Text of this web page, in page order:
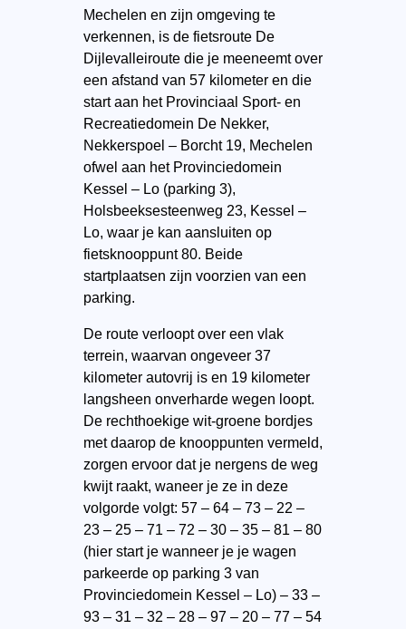
Mechelen en zijn omgeving te
verkennen, is de fietsroute De
Dijlevalleiroute die je meeneemt over
een afstand van 57 kilometer en die
start aan het Provinciaal Sport- en
Recreatiedomein De Nekker,
Nekkerspoel – Borcht 19, Mechelen
ofwel aan het Provinciedomein
Kessel – Lo (parking 3),
Holsbeeksesteenweg 23, Kessel –
Lo, waar je kan aansluiten op
fietsknooppunt 80. Beide
startplaatsen zijn voorzien van een
parking.
De route verloopt over een vlak
terrein, waarvan ongeveer 37
kilometer autovrij is en 19 kilometer
langsheen onverharde wegen loopt.
De rechthoekige wit-groene bordjes
met daarop de knooppunten vermeld,
zorgen ervoor dat je nergens de weg
kwijt raakt, waneer je ze in deze
volgorde volgt: 57 – 64 – 73 – 22 –
23 – 25 – 71 – 72 – 30 – 35 – 81 – 80
(hier start je wanneer je je wagen
parkeerde op parking 3 van
Provinciedomein Kessel – Lo) – 33 –
93 – 31 – 32 – 28 – 97 – 20 – 77 – 54